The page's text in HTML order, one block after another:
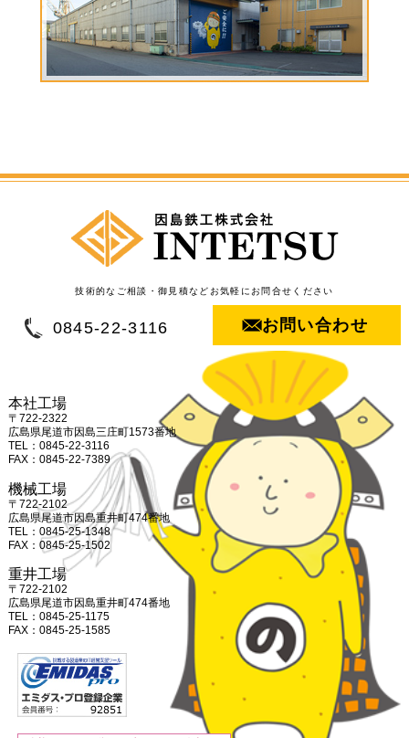
2023年1月
外国人実習生「日本語スピーチコンテス
ト」に出場！
2023年1月
♢♢♦♦♦謹賀新年♦♦♦♢♢
～ 上映「食の安全を守る人々」 山田
正彦先生をお迎えして ～
2022年5月
【御礼】いんのしま春のファミリーコン
サート無事終了しました。
2022年4月
実習生たちとお花見へ
2022年4月
いんのしま春のファミリーコンサートを
2021年12月
広島県立因島高等学校と共同プロジェク
トをスタート
2021年7月
第１０回海岸清掃ボランティア活動
第９回しまなみビーチのボランティア清
三菱重工機械システム株式会社から感謝
状をいただきました。
2020年2月
2020年2月16日～17日の1泊2日で社員
旅行へ行ってきました。
2020年2月
2020年2月2日（日）毎年恒例のボーリ
ング大会が今年も行われました。
2019年11月
第4回 造船鉄工祭
2019年08月
「因島水軍祭り」小早レースに今年も参
戦しました。
2019年07月
しまなみビーチのボランティア清掃活動
2019年06月
第７６回尾道みなと祭 SAN・SA・が
り」コンテストに今年も出場しました
2019年3月
東洋自動機株式会社から感謝状をいただ
2019年02月
スマホ・タブレット対応ＨＰリニューア
第3回造船鉄工祭を開催
2018年10月
外国人による日本語スピーチ大会＆交流
2018年08月
水軍小早レースで19位
海岸清掃活動が「せとうちタイムズ」へ
掲載
技術的なご相談・御見積などお気軽にお問合せください
お問い合わせ
0845-22-3116
本社工場
〒722-2322
広島県尾道市因島三庄町1573番地
TEL：0845-22-3116
FAX：0845-22-7389
機械工場
〒722-2102
広島県尾道市因島重井町474番地
TEL：0845-25-1348
FAX：0845-25-1502
重井工場
〒722-2102
広島県尾道市因島重井町474番地
TEL：0845-25-1175
FAX：0845-25-1585